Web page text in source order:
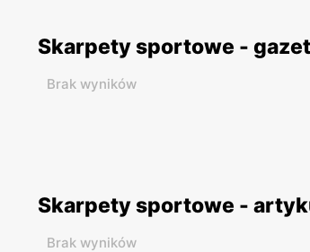
Skarpety sportowe -
Brak wyników
Skarpety sportowe -
Brak wyników